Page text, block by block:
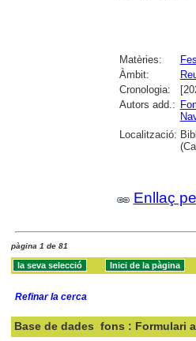
Matèries:
Àmbit:
Cronologia:
Autors add.:
Localització:
Enllaç
pàgina 1 de 81
Refinar la cerca
Base de dades fons : Formulari